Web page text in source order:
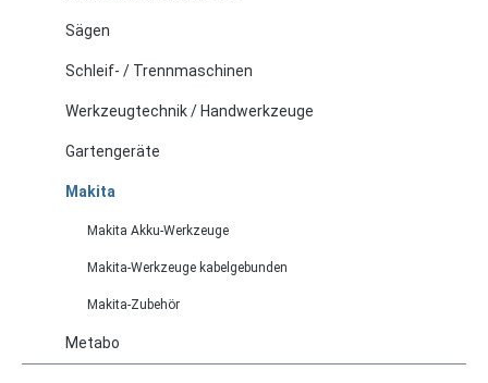
Sägen
Schleif- / Trennmaschinen
Werkzeugtechnik / Handwerkzeuge
Gartengeräte
Makita
Makita Akku-Werkzeuge
Makita-Werkzeuge kabelgebunden
Makita-Zubehör
Metabo